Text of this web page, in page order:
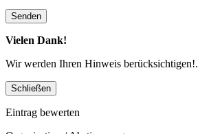
Vielen Dank!
Wir werden Ihren Hinweis berücksichtigen!.
Eintrag bewerten